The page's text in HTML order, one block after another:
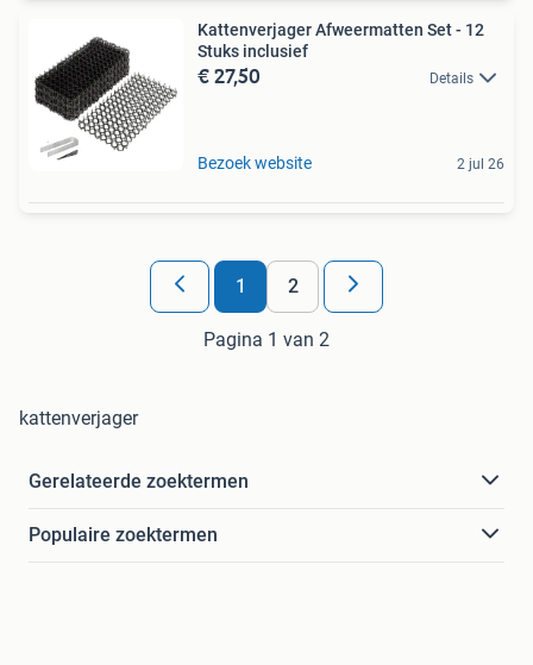
Kattenverjager Afweermatten Set - 12
Stuks inclusief
€ 27,50 Details
Bezoek website 2 jul 26
1 2
Pagina 1 van 2
kattenverjager
Gerelateerde zoektermen
Populaire zoektermen